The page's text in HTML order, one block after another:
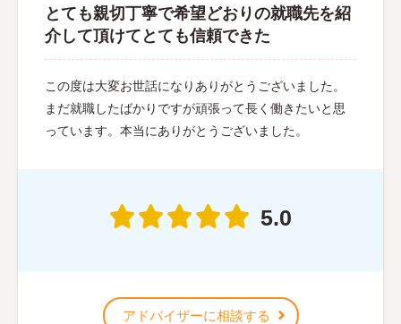
とても親切丁寧で希望どおりの就職先を紹
介して頂けてとても信頼できた
この度は大変お世話になりありがとうございました。
まだ就職したばかりですが頑張って長く働きたいと思
っています。本当にありがとうございました。
5.0
アドバイザーに相談する